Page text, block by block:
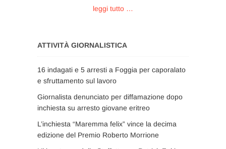
leggi tutto …
ATTIVITÀ GIORNALISTICA
16 indagati e 5 arresti a Foggia per caporalato
e sfruttamento sul lavoro
Giornalista denunciato per diffamazione dopo
inchiesta su arresto giovane eritreo
L’inchiesta “Maremma felix” vince la decima
edizione del Premio Roberto Morrione